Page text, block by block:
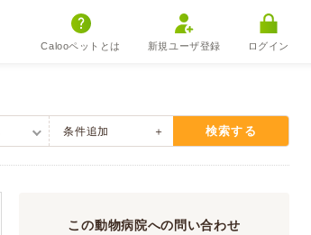
Calooペットとは 新規ユーザ登録 ログイン
条件追加 検索する
この動物病院への問い合わせ